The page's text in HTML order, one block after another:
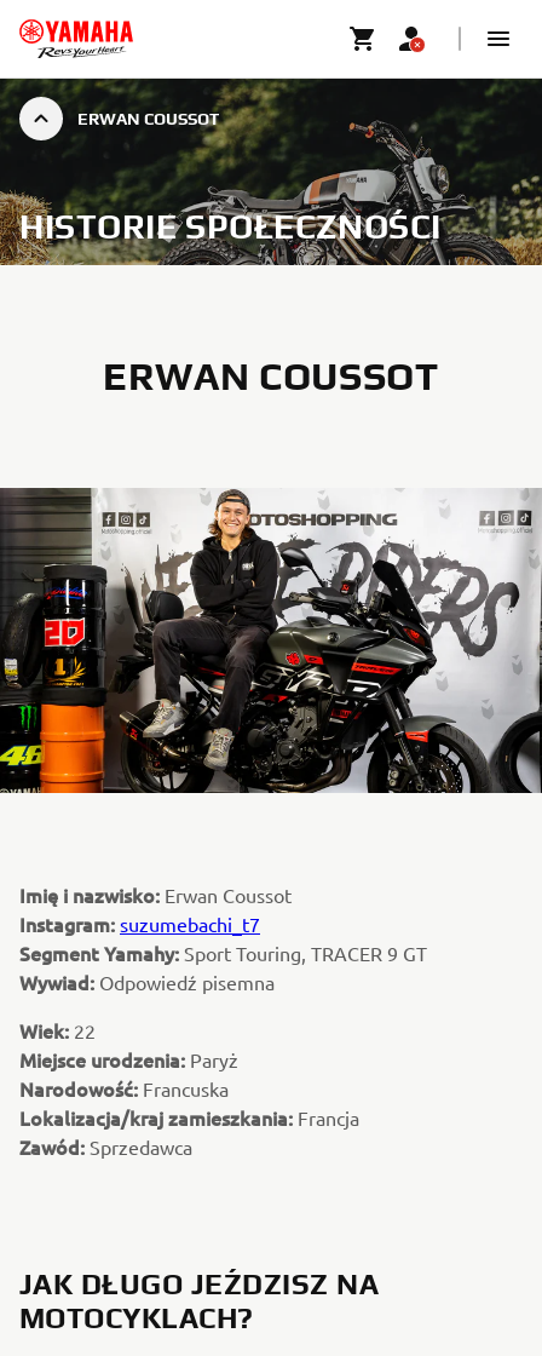
ERWAN COUSSOT
HISTORIE SPOŁECZNOŚCI
ERWAN COUSSOT
Imię i nazwisko: Erwan Coussot
Instagram: suzumebachi_t7
Segment Yamahy: Sport Touring, TRACER 9 GT
Wywiad: Odpowiedź pisemna
Wiek: 22
Miejsce urodzenia: Paryż
Narodowość: Francuska
Lokalizacja/kraj zamieszkania: Francja
Zawód: Sprzedawca
JAK DŁUGO JEŹDZISZ NA
MOTOCYKLACH?